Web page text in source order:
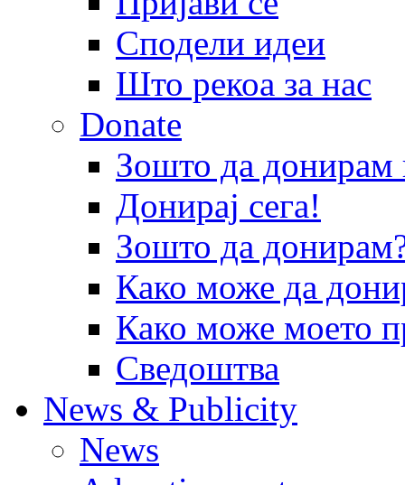
Сподели идеи
Што рекоа за нас
Donate
Зошто да
Донирај сега!
Зошто да
Како може да
Како може моето
Сведоштва
News & Publicity
News